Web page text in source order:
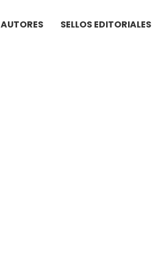
AUTORES SELLOS EDITORIALES